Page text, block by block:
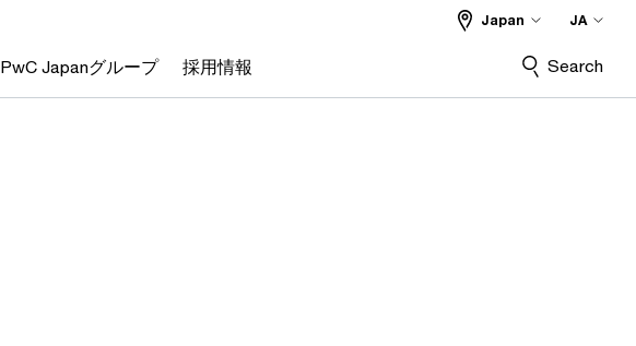
PwC Japanグループ 採用情報
Japan JA
Search